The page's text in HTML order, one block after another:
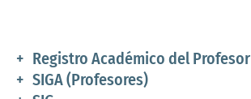
Registro Académico del Profesor
SIGA (Profesores)